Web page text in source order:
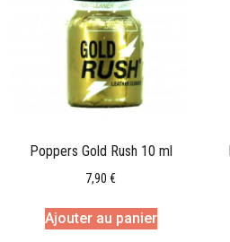
Poppers Gold Rush 10 ml
7,90 €
Ajouter au panier